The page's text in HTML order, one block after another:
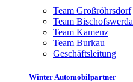
Team Großröhrsdorf
Team Bischofswerda
Team Kamenz
Team Burkau
Geschäftsleitung
Winter Automobilpartner